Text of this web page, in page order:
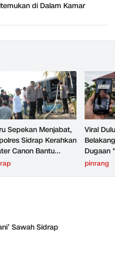
di Dalam Kamar
Sepekan Menjabat,
Sidrap Kerahkan
Canon Bantu
Hadapi Kekeringan
Viral
Dugaan
Pinrang
pinrang
Sawah Sidrap